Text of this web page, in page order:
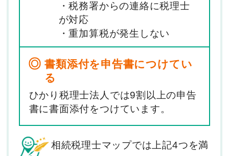
・税務署からの連絡に税理士
が対応
・重加算税が発生しない
書類添付を申告書につけてい
る
ひかり税理士法人では9割以上の申告
書に書面添付をつけています。
相続税理士マップでは上記4つを満